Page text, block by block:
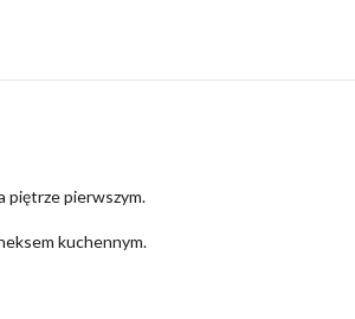
piętrze pierwszym.
kuchennym.